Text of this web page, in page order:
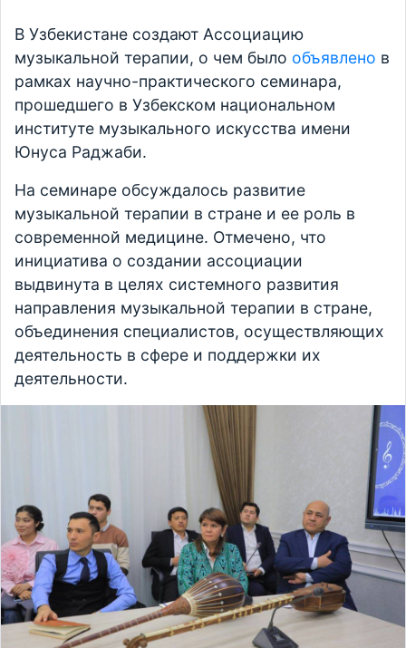
В Узбекистане создают Ассоциацию
музыкальной терапии, о чем было объявлено в
рамках научно-практического семинара,
прошедшего в Узбекском национальном
институте музыкального искусства имени
Юнуса Раджаби.
На семинаре обсуждалось развитие
музыкальной терапии в стране и ее роль в
современной медицине. Отмечено, что
инициатива о создании ассоциации
выдвинута в целях системного развития
направления музыкальной терапии в стране,
объединения специалистов, осуществляющих
деятельность в сфере и поддержки их
деятельности.